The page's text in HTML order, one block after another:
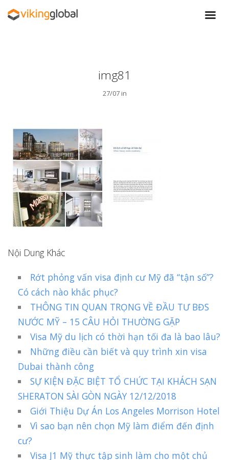
img81
27/07 in
Nội Dung Khác
Rớt phỏng vấn visa định cư Mỹ đã “tận số”?
Có cách nào khắc phục?
THÔNG TIN QUAN TRỌNG VỀ ĐẦU TƯ BĐS
NƯỚC MỸ – 15 CÂU HỎI THƯỜNG GẶP
Visa Mỹ du lịch có thời hạn tối đa là bao lâu?
Những điều cần biết và quy trình xin visa
Dubai thành công
SỰ KIỆN ĐẶC BIỆT TỔ CHỨC TẠI KHÁCH SẠN
SHERATON SÀI GÒN NGÀY 12/12/2018
Giới Thiệu Dự Án Los Angeles Morrison Hotel
Vì sao bạn nên chọn Mỹ làm điểm đến định
cư?
Visa J1 Mỹ thực tập sinh làm cho một chủ